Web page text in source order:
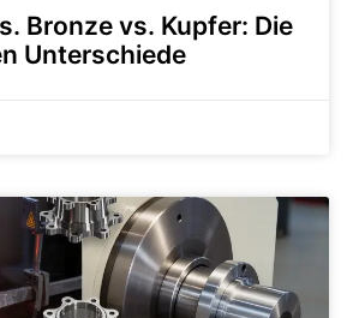
Bronze vs. Kupfer: Die
Unterschiede